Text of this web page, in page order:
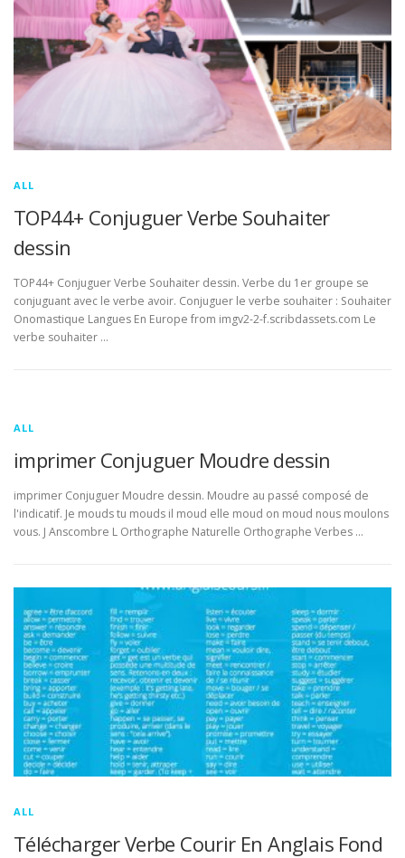
ALL
TOP44+ Conjuguer Verbe Souhaiter
dessin
TOP44+ Conjuguer Verbe Souhaiter dessin. Verbe du 1er groupe se
conjuguant avec le verbe avoir. Conjuguer le verbe souhaiter : Souhaiter
Onomastique Langues En Europe from imgv2-2-f.scribdassets.com Le
verbe souhaiter …
ALL
imprimer Conjuguer Moudre dessin
imprimer Conjuguer Moudre dessin. Moudre au passé composé de
l'indicatif. Je mouds tu mouds il moud elle moud on moud nous moulons
vous. J Anscombre L Orthographe Naturelle Orthographe Verbes …
ALL
Télécharger Verbe Courir En Anglais Fond